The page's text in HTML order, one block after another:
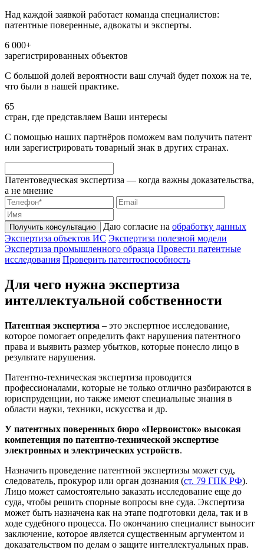
Над каждой заявкой работает команда специалистов:
патентные поверенные, адвокаты и эксперты.
6 000+
зарегистрированных объектов
С большой долей вероятности ваш случай будет похож на те,
что были в нашей практике.
65
стран, где представляем Ваши интересы
С помощью наших партнёров поможем вам получить патент
или зарегистрировать товарный знак в других странах.
Патентоведческая экспертиза — когда важны доказательства,
а не мнение
Получить консультацию Даю согласие на обработку данных
Экспертиза объектов ИС Экспертиза полезной модели
Экспертиза промышленного образца Провести патентные
исследования Проверить патентоспособность
Для чего нужна экспертиза
интеллектуальной собственности
Патентная экспертиза – это экспертное исследование,
которое помогает определить факт нарушения патентного
права и выявить размер убытков, которые понесло лицо в
результате нарушения.
Патентно-техническая экспертиза проводится
профессионалами, которые не только отлично разбираются в
юриспруденции, но также имеют специальные знания в
области науки, техники, искусства и др.
У патентных поверенных бюро «Первоисток» высокая
компетенция по патентно-технической экспертизе
электронных и электрических устройств.
Назначить проведение патентной экспертизы может суд,
следователь, прокурор или орган дознания (ст. 79 ГПК РФ).
Лицо может самостоятельно заказать исследование еще до
суда, чтобы решить спорные вопросы вне суда. Экспертиза
может быть назначена как на этапе подготовки дела, так и в
ходе судебного процесса. По окончанию специалист выносит
заключение, которое является существенным аргументом и
доказательством по делам о защите интеллектуальных прав.